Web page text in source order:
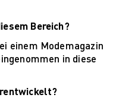
Bereich?
einem Modemagazin
in diese